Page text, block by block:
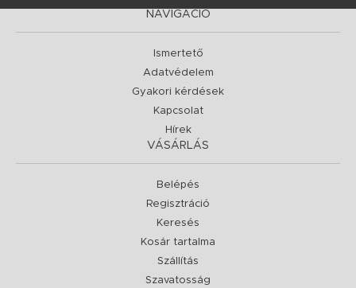
NAVIGÁCIÓ
Ismertető
Adatvédelem
Gyakori kérdések
Kapcsolat
Hírek
VÁSÁRLÁS
Belépés
Regisztráció
Keresés
Kosár tartalma
Szállítás
Szavatosság